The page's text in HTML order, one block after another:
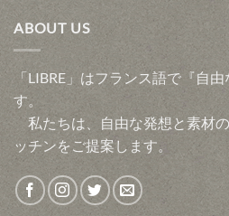
ABOUT US
「LIBRE」はフランス語で『自
す。
私たちは、自由な発想と素材
ッチンをご提案します。